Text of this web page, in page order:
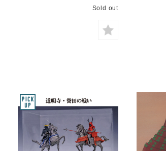
Sold out